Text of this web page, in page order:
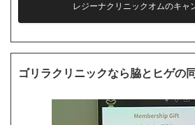
レジーナクリニックオムのキャ
ゴリラクリニックなら脇とヒゲの